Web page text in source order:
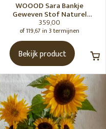
WOOOD Sara Bankje
Geweven Stof Naturel
Melange [Fsc]
359,00
of 119,67 in 3 termijnen
Bekijk product